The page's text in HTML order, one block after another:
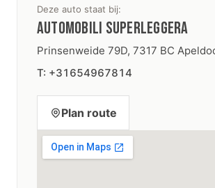
Deze auto staat bij:
AUTOMOBILI SUPERLEGGERA
Prinsenweide 79D, 7317 BC
T: +31654967814
Plan route